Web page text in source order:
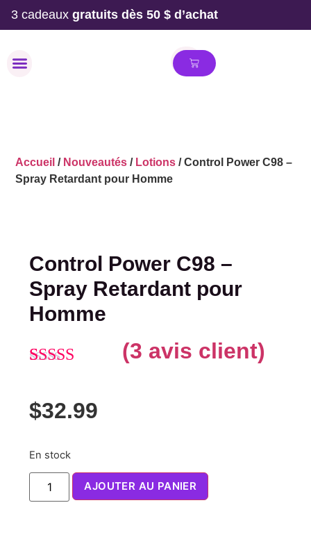
3 cadeaux gratuits dès 50 $ d’achat
Accueil / Nouveautés / Lotions / Control Power C98 –
Spray Retardant pour Homme
Control Power C98 –
Spray Retardant pour
Homme
surnotations
(3 avis client)
$32.99
En stock
AJOUTER AU PANIER